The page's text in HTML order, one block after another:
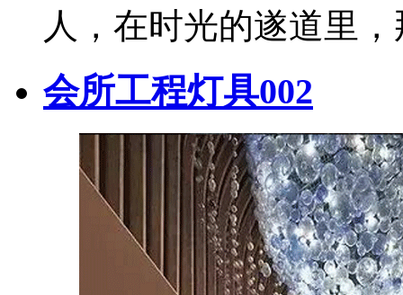
人，在时光的遂道里
会所工程灯具002